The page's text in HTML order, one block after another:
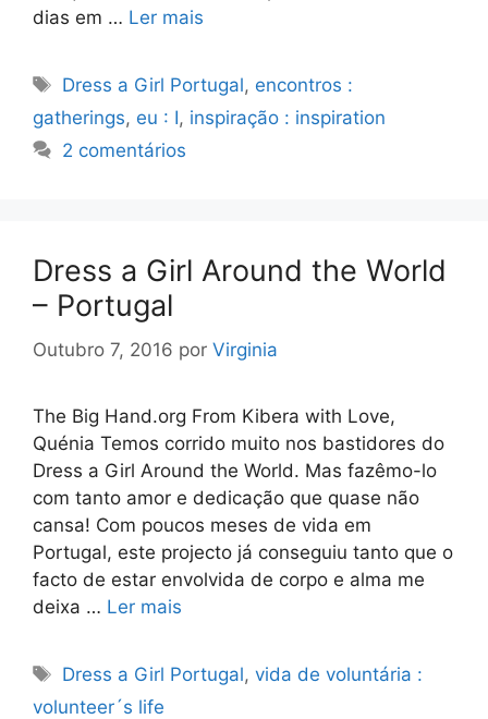
dias em … Ler mais
Etiquetas
Dress a Girl Portugal, encontros :
gatherings, eu : I, inspiração : inspiration
2 comentários
Dress a Girl Around the World
– Portugal
Outubro 7, 2016 por Virginia
The Big Hand.org From Kibera with Love,
Quénia Temos corrido muito nos bastidores do
Dress a Girl Around the World. Mas fazêmo-lo
com tanto amor e dedicação que quase não
cansa! Com poucos meses de vida em
Portugal, este projecto já conseguiu tanto que o
facto de estar envolvida de corpo e alma me
deixa … Ler mais
Etiquetas
Dress a Girl Portugal,vida de voluntária :
volunteer´s life